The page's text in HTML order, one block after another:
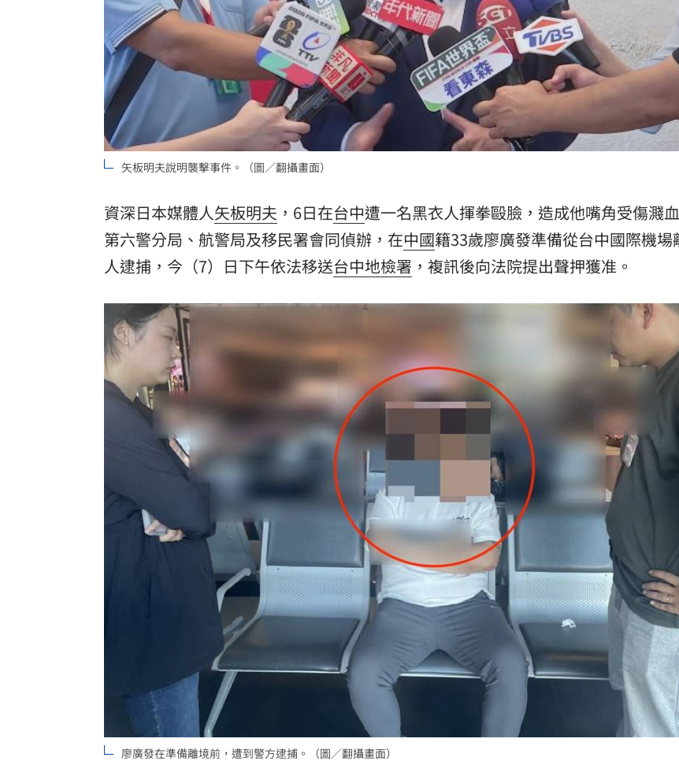
三立iNEWS新聞台線上直播 18:00
商場戰國來臨 台中「頂奢大道」逐漸成形 12:00
台彩父親節推新刮刮樂千萬頭獎超「爸」氣 12:00
「拍片人的多重宇宙」職涯論壇9/12登場！ 10:30
8國球員齊聚高雄 Formosa 7s掀足球熱潮
矢板明夫說明襲擊事件。（圖／翻攝畫面）
資深日本媒體人矢板明夫 ，6日在台中遭一名黑衣人揮拳毆臉，造成他嘴角受傷濺
第六警分局、航警局及移民署會同偵辦，在中國籍33歲廖廣發準備從台中國際機場
人逮捕，今（7）日下午依法移送台中地檢署 ，複訊後向法院提出聲押獲准。
廖廣發在準備離境前，遭到警方逮捕。（圖／翻攝畫面）